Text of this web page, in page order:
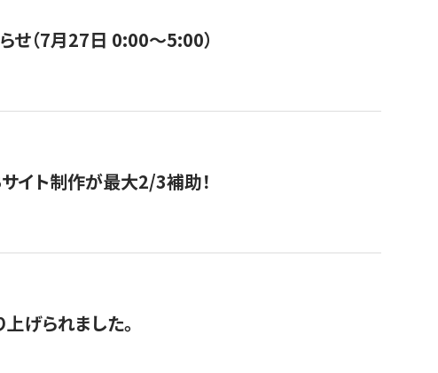
せ（7月27日 0:00〜5:00）
イト制作が最大2/3補助！
げられました。